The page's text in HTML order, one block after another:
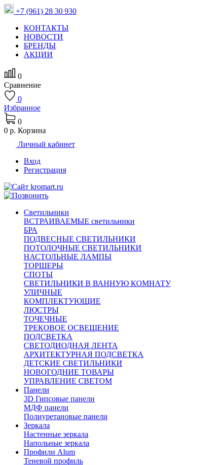
+7 (961) 28 30 930
КОНТАКТЫ
НОВОСТИ
БРЕНДЫ
АКЦИИ
0
Сравнение
0
Избранное
0
0 р. Корзина
Личный кабинет
Вход
Регистрация
Светильники
ВСТРАИВАЕМЫЕ светильники
БРА
ПОДВЕСНЫЕ СВЕТИЛЬНИКИ
ПОТОЛОЧНЫЕ СВЕТИЛЬНИКИ
НАСТОЛЬНЫЕ ЛАМПЫ
ТОРШЕРЫ
СПОТЫ
СВЕТИЛЬНИКИ В ВАННУЮ КОМНАТУ
УЛИЧНЫЕ
КОМПЛЕКТУЮЩИЕ
ЛЮСТРЫ
ТОЧЕЧНЫЕ
ТРЕКОВОЕ ОСВЕЩЕНИЕ
ПОДСВЕТКА
СВЕТОДИОДНАЯ ЛЕНТА
АРХИТЕКТУРНАЯ ПОДСВЕТКА
ДЕТСКИЕ СВЕТИЛЬНИКИ
НОВОГОДНИЕ ТОВАРЫ
УПРАВЛЕНИЕ СВЕТОМ
Панели
3D Гипсовые панели
МДФ панели
Полиуретановые панели
Зеркала
Настенные зеркала
Напольные зеркала
Профили Alum
Теневой профиль